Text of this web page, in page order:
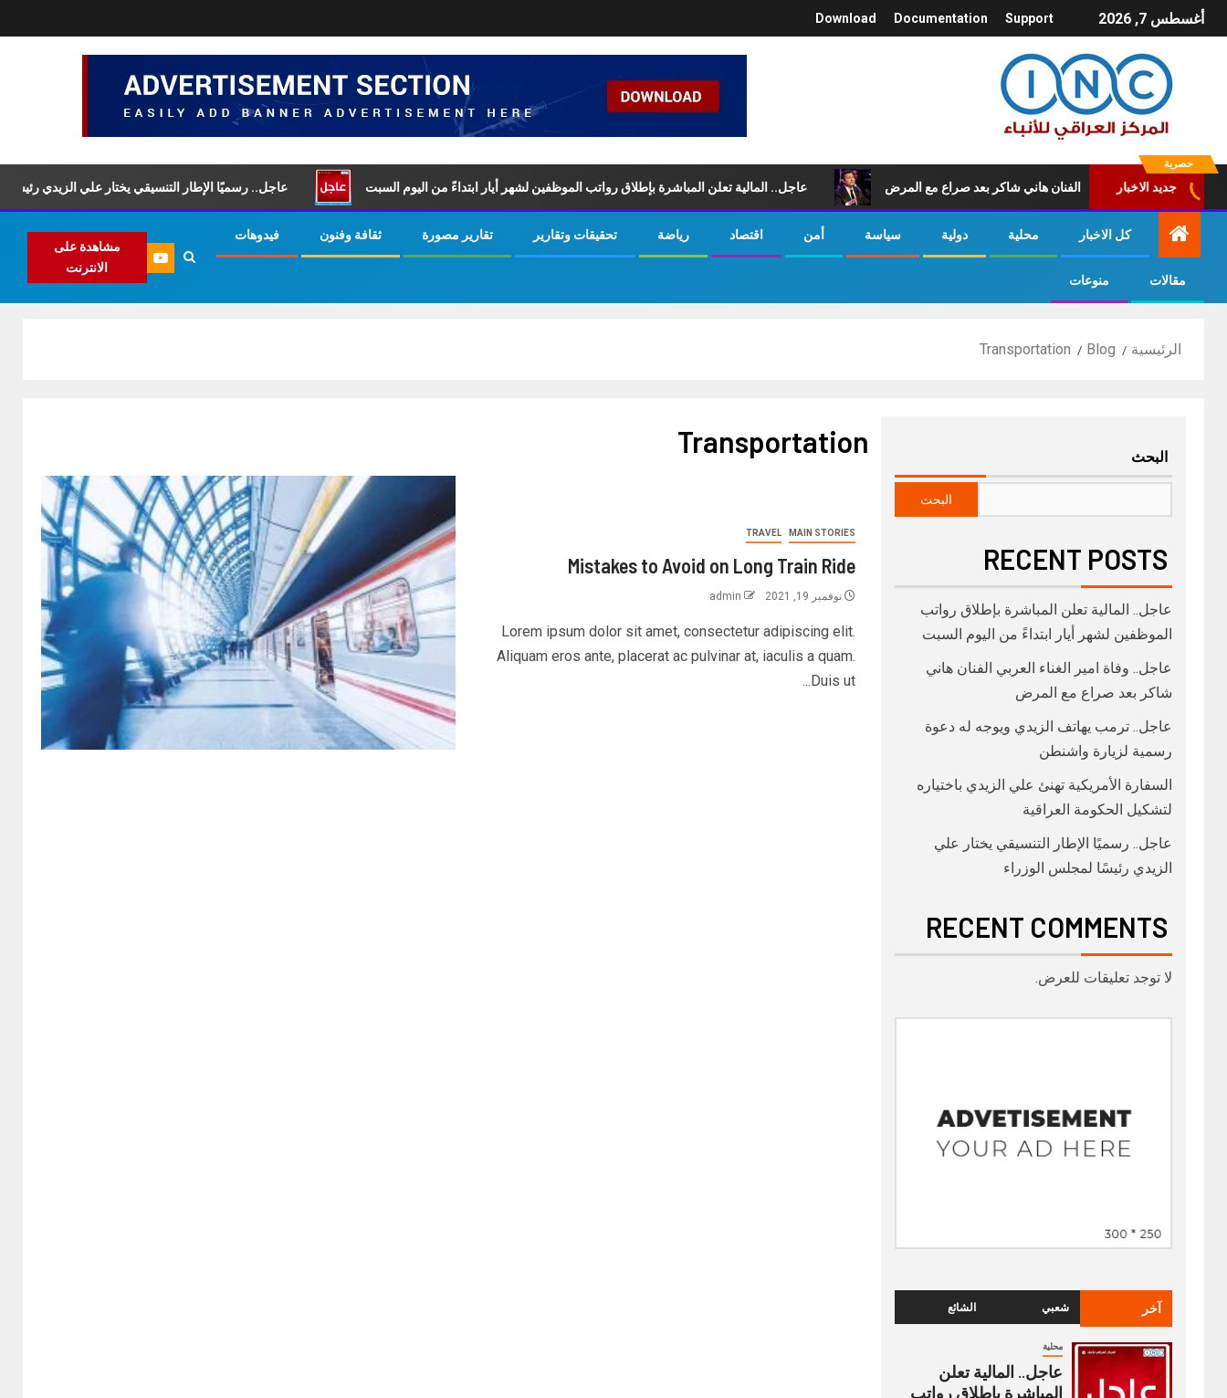
أغسطس 7, 2026 Support
Documentation
Download
حصرية
جديد الاخبار عاجل.. رسميًا الإطار التنسيقي يختار علي الزيدي رئيسًا لمجلس عاجل.. المالية تعلن المباشرة بإطلاق رواتب ‏الموظفين لشهر أيار ابتداءً من اليوم السبت امير الغناء العربي الفنان هاني شاكر بعد صراع مع المرض
كل الاخبار محلية دولية سياسة أمن اقتصاد رياضة تحقيقات وتقارير تقارير مصورة ثقافة وفنون فيدوهات
مقالات منوعات
مشاهدة على
الانترنت
الرئيسية Blog
Transportation
Transportation
MAIN STORIES
TRAVEL
Mistakes to Avoid on Long Train Ride
نوفمبر 19, 2021 admin
Lorem ipsum dolor sit amet, consectetur adipiscing elit.
Aliquam eros ante, placerat ac pulvinar at, iaculis a quam.
Duis ut...
البحث
البحث
RECENT POSTS
عاجل.. المالية تعلن المباشرة بإطلاق رواتب
‏الموظفين لشهر أيار ابتداءً من اليوم السبت
عاجل.. وفاة امير الغناء العربي الفنان هاني
شاكر بعد صراع مع المرض
عاجل.. ترمب يهاتف الزيدي ويوجه له دعوة
رسمية لزيارة واشنطن
السفارة الأمريكية تهنئ علي الزيدي باختياره
لتشكيل الحكومة العراقية
عاجل.. رسميًا الإطار التنسيقي يختار علي
الزيدي رئيسًا لمجلس الوزراء
RECENT COMMENTS
لا توجد تعليقات للعرض.
آخر شعبي الشائع
محلية
عاجل.. المالية تعلن
المباشرة بإطلاق رواتب